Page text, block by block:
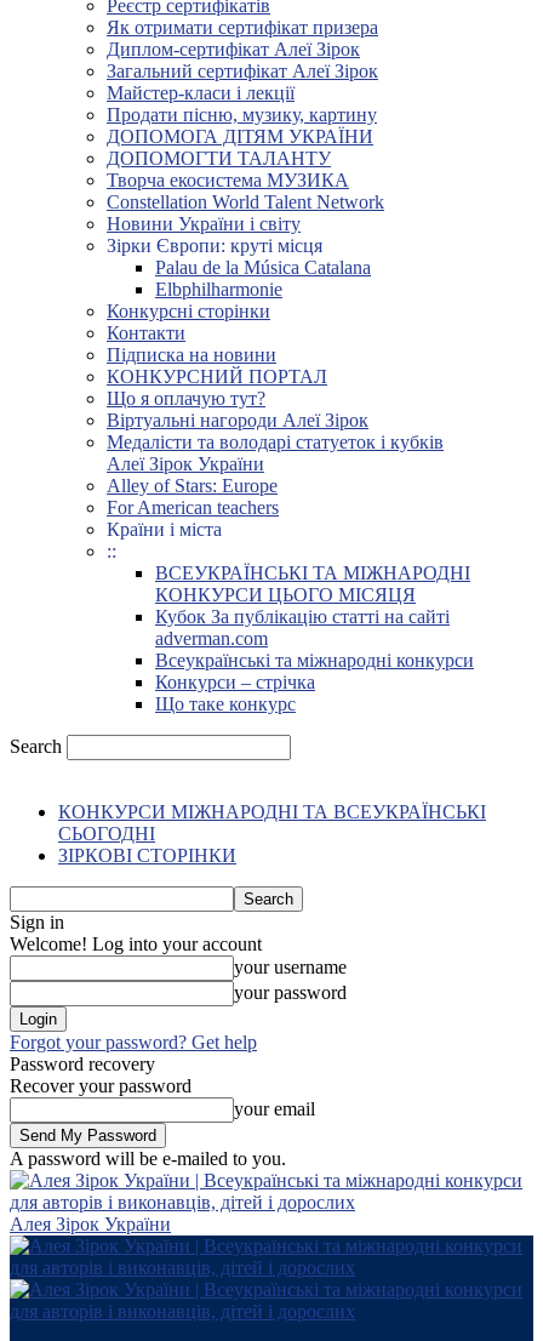
Реєстр сертифікатів
Як отримати сертифікат призера
Диплом-сертифікат Алеї Зірок
Загальний сертифікат Алеї Зірок
Майстер-класи і лекції
Продати пісню, музику, картину
ДОПОМОГА ДІТЯМ УКРАЇНИ
ДОПОМОГТИ ТАЛАНТУ
Творча екосистема МУЗИКА
Constellation World Talent Network
Новини України і світу
Зірки Європи: круті місця
Palau de la Música Catalana
Elbphilharmonie
Конкурсні сторінки
Контакти
Підписка на новини
КОНКУРСНИЙ ПОРТАЛ
Що я оплачую тут?
Віртуальні нагороди Алеї Зірок
Медалісти та володарі статуеток і кубків
Алеї Зірок України
Alley of Stars: Europe
For American teachers
Країни і міста
::
ВСЕУКРАЇНСЬКІ ТА МІЖНАРОДНІ
КОНКУРСИ ЦЬОГО МІСЯЦЯ
Кубок За публікацію статті на сайті
adverman.com
Всеукраїнські та міжнародні конкурси
Конкурси – стрічка
Що таке конкурс
Search
КОНКУРСИ МІЖНАРОДНІ ТА ВСЕУКРАЇНСЬКІ
СЬОГОДНІ
ЗІРКОВІ СТОРІНКИ
Sign in
Welcome! Log into your account
your username
your password
Forgot your password? Get help
Password recovery
Recover your password
your email
A password will be e-mailed to you.
Алея Зірок України